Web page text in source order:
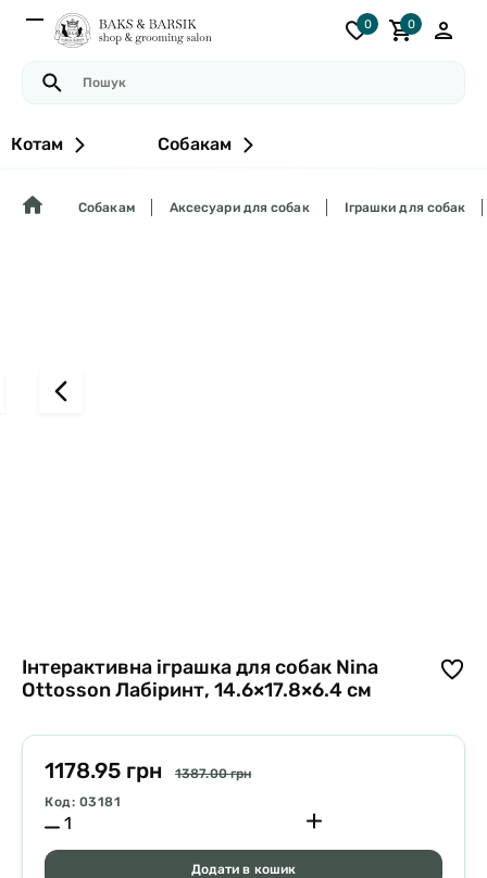
0 0
Котам Собакам
Собакам Аксесуари для собак Іграшки для собак
Інтерактивна іграшка для собак Nina
Ottosson Лабіринт, 14.6×17.8×6.4 см
1178.95 грн
1387.00 грн
Код: 03181
Додати в кошик